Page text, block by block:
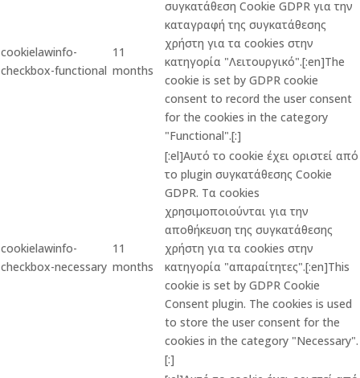
cookielawinfo-
checkbox-functional
11
months
συγκατάθεση Cookie GDPR για την
καταγραφή της συγκατάθεσης
χρήστη για τα cookies στην
κατηγορία "Λειτουργικό".[:en]The
cookie is set by GDPR cookie
consent to record the user consent
for the cookies in the category
"Functional".[:]
cookielawinfo-
checkbox-necessary
11
months
[:el]Αυτό το cookie έχει οριστεί από
το plugin συγκατάθεσης Cookie
GDPR. Τα cookies
χρησιμοποιούνται για την
αποθήκευση της συγκατάθεσης
χρήστη για τα cookies στην
κατηγορία "απαραίτητες".[:en]This
cookie is set by GDPR Cookie
Consent plugin. The cookies is used
to store the user consent for the
cookies in the category "Necessary".
[:]